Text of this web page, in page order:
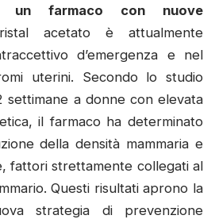
un farmaco con nuove
acetato è attualmente
d’emergenza e nel
uterini. Secondo lo studio
settimane a donne con elevata
il farmaco ha determinato
della densità mammaria e
fattori strettamente collegati al
Questi risultati aprono la
strategia di prevenzione